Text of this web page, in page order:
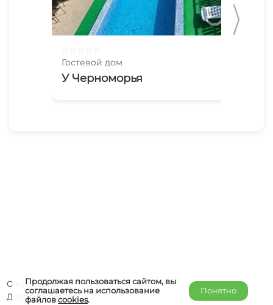
Гостевой дом
У Черноморья
Продолжая пользоваться сайтом, вы
соглашаетесь на использование
файловcookies.
Понятно
О компании
Добавить объект